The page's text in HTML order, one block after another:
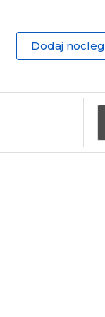
Dodaj nocleg